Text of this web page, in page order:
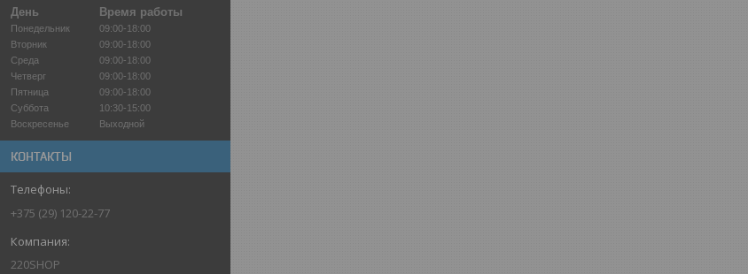
День
Время работы
Понедельник
09:00-18:00
Вторник
09:00-18:00
Среда
09:00-18:00
Четверг
09:00-18:00
Пятница
09:00-18:00
Суббота
10:30-15:00
Воскресенье
Выходной
КОНТАКТЫ
+375 (29) 120-22-77
220SHOP